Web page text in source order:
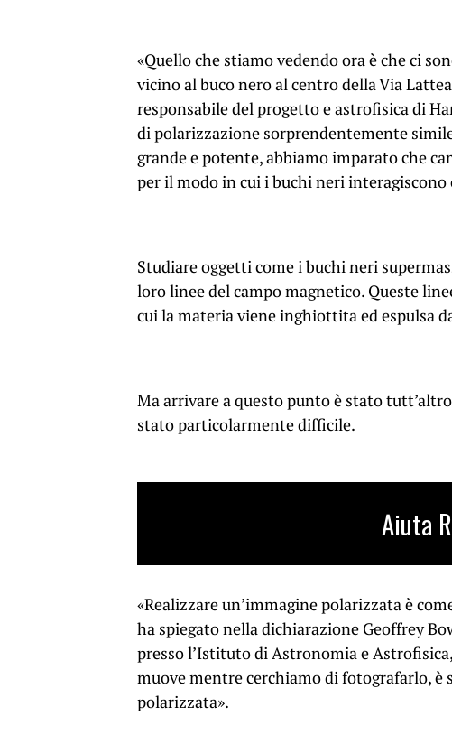
«Quello che stiamo vedendo ora è che ci
vicino al buco nero al centro della Via
responsabile del progetto e astrofisica di
di polarizzazione sorprendentemente
grande e potente, abbiamo imparato che
per il modo in cui i buchi neri interagiscono
Studiare oggetti come i buchi neri
loro linee del campo magnetico. Queste
cui la materia viene inghiottita ed espulsa
Ma arrivare a questo punto è stato
stato particolarmente difficile.
Aiuta
«Realizzare un’immagine polarizzata è
ha spiegato nella dichiarazione Geoffrey
presso l’Istituto di Astronomia e
muove mentre cerchiamo di fotografarlo,
polarizzata».